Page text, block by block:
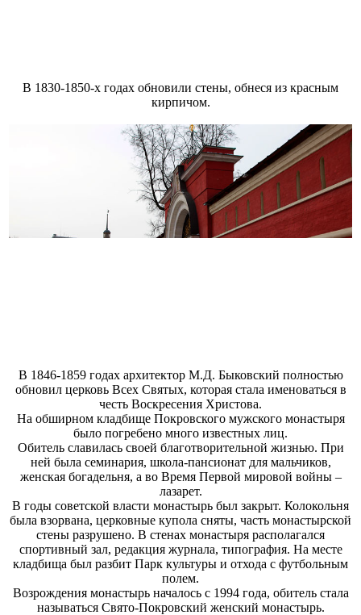
В 1830-1850-х годах обновили стены, обнеся из красным
кирпичом.
В 1846-1859 годах архитектор М.Д. Быковский полностью
обновил церковь Всех Святых, которая стала именоваться в
честь Воскресения Христова.
На обширном кладбище Покровского мужского монастыря
было погребено много известных лиц.
Обитель славилась своей благотворительной жизнью. При
ней была семинария, школа-пансионат для мальчиков,
женская богадельня, а во Время Первой мировой войны –
лазарет.
В годы советской власти монастырь был закрыт. Колокольня
была взорвана, церковные купола сняты, часть монастырской
стены разрушено. В стенах монастыря располагался
спортивный зал, редакция журнала, типография. На месте
кладбища был разбит Парк культуры и отхода с футбольным
полем.
Возрождения монастырь началось с 1994 года, обитель стала
называться Свято-Покровский женский монастырь.